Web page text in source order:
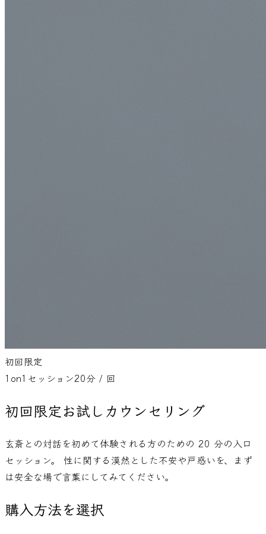
初回限定
1on1セッション20分 / 回
初回限定お試しカウンセリング
玄斎との対話を初めて体験される方のための 20 分の入口
セッション。 性に関する漠然とした不安や戸惑いを、まず
は安全な場で言葉にしてみてください。
購入方法を選択